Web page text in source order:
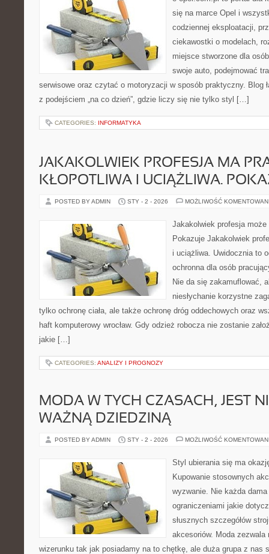
się na marce Opel i
codziennej eksploatacji,
ciekawostki o modelach,
miejsce stworzone dla
swoje auto, podejmować
serwisowe oraz czytać o motoryzacji w sposób praktyczny. Blog
z podejściem „na co dzień”, gdzie liczy się nie tylko styl […]
CATEGORIES: INFORMATYKA
JAKAKOLWIEK PROFESJA MA
KŁOPOTLIWA I UCIĄŻLIWA.
POSTED BY ADMIN STY - 2 - 2026 MOŻLIWOŚĆ
Jakakolwiek profesja
Pokazuje Jakakolwiek
i uciążliwa. Uwidocznia to
ochronna dla osób
Nie da się zakamuflować,
niesłychanie korzystne
tylko ochronę ciała, ale także ochronę dróg oddechowych oraz
haft komputerowy wrocław. Gdy odzież robocza nie zostanie
jakie […]
CATEGORIES: ANALIZY I PROGNOZY
MODA W TYCH CZASACH, JEST
WAŻNĄ DZIEDZINĄ
POSTED BY ADMIN STY - 2 - 2026 MOŻLIWOŚĆ
Styl ubierania się ma
Kupowanie stosownych
wyzwanie. Nie każda
ograniczeniami jakie
słusznych szczegółów
akcesoriów. Moda zezwala
wizerunku tak jak posiadamy na to chętkę, ale duża grupa z nas